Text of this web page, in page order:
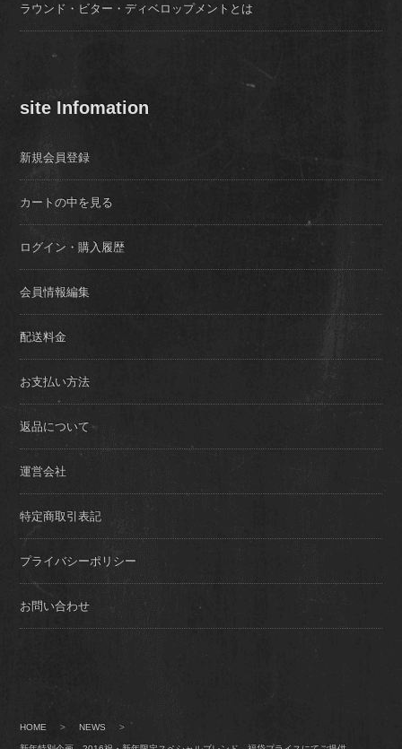
ラウンド・ビター・ディベロップメントとは
site Infomation
新規会員登録
カートの中を見る
ログイン・購入履歴
会員情報編集
配送料金
お支払い方法
返品について
運営会社
特定商取引表記
プライバシーポリシー
お問い合わせ
HOME > NEWS >